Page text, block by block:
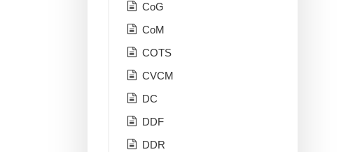
CoG
CoM
COTS
CVCM
DC
DDF
DDR